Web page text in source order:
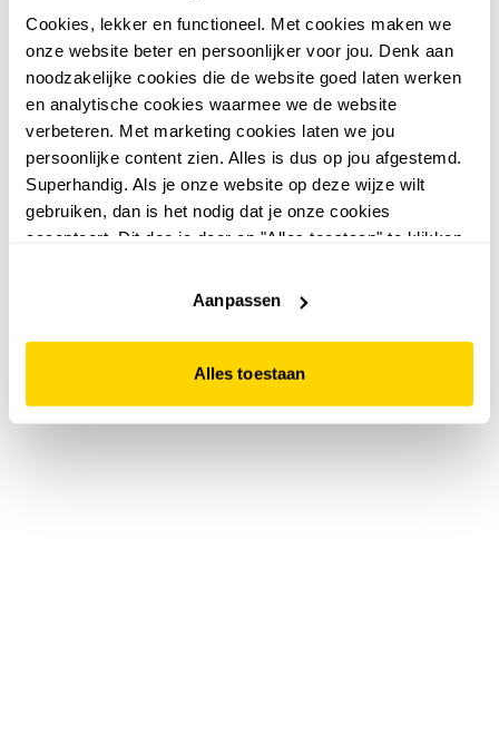
Cookies, lekker en functioneel. Met cookies maken we
onze website beter en persoonlijker voor jou. Denk aan
noodzakelijke cookies die de website goed laten werken
en analytische cookies waarmee we de website
verbeteren. Met marketing cookies laten we jou
persoonlijke content zien. Alles is dus op jou afgestemd.
Superhandig. Als je onze website op deze wijze wilt
gebruiken, dan is het nodig dat je onze cookies
accepteert. Dit doe je door op "Alles toestaan" te klikken.
website niet optimaal functioneert.
Aanpassen
Alles toestaan